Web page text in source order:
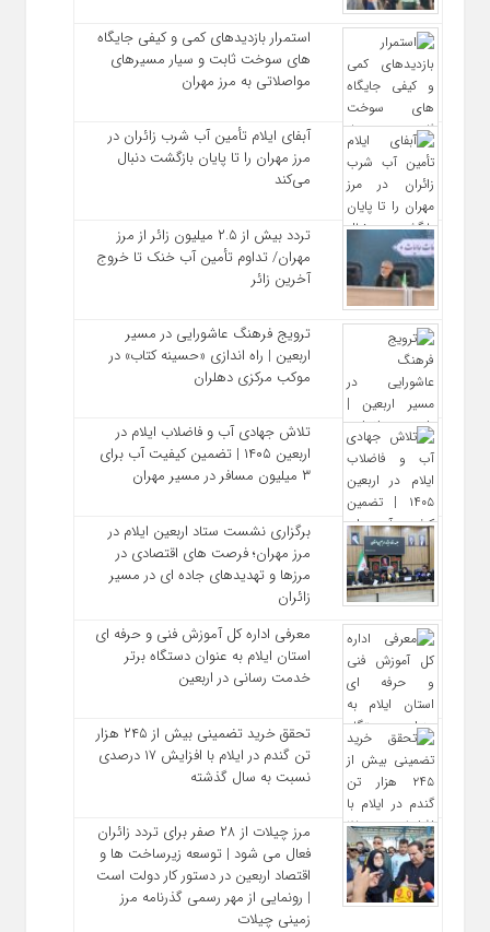
استمرار بازدیدهای کمی و کیفی جایگاه‌
های سوخت ثابت و سیار مسیرهای
مواصلاتی به مرز مهران
آبفای ایلام تأمین آب شرب زائران در
مرز مهران را تا پایان بازگشت دنبال
می‌کند
تردد بیش از ۲.۵ میلیون زائر از مرز
مهران/ تداوم تأمین آب خنک تا خروج
آخرین زائر
ترویج فرهنگ عاشورایی در مسیر
اربعین | راه‌ اندازی «حسینه کتاب» در
موکب مرکزی دهلران
تلاش جهادی آب و فاضلاب ایلام در
اربعین ۱۴۰۵ | تضمین کیفیت آب برای
۳ میلیون مسافر در مسیر مهران
برگزاری نشست ستاد اربعین ایلام در
مرز مهران؛ فرصت‌ های اقتصادی در
مرزها و تهدیدهای جاده‌ ای در مسیر
زائران
معرفی اداره کل آموزش فنی و حرفه‌ ای
استان ایلام به‌ عنوان دستگاه برتر
خدمت‌ رسانی در اربعین
تحقق خرید تضمینی بیش از ۲۴۵ هزار
تن گندم در ایلام با افزایش ۱۷ درصدی
نسبت به سال گذشته
مرز چیلات از ۲۸ صفر برای تردد زائران
فعال می‌ شود | توسعه زیرساخت‌ ها و
اقتصاد اربعین در دستور کار دولت است
| رونمایی از مهر رسمی گذرنامه مرز
زمینی چیلات